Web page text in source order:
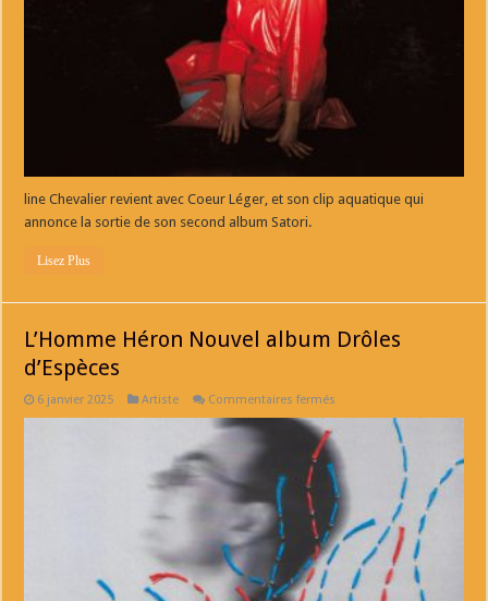
line Chevalier revient avec Coeur Léger, et son clip aquatique qui
annonce la sortie de son second album Satori.
Lisez Plus
L’Homme Héron Nouvel album Drôles
d’Espèces
6 janvier 2025 Artiste Commentaires fermés
Nouvel
album
Drôles
d’Espèces